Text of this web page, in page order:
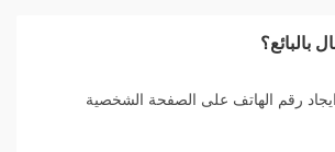
بالبائع؟
ايجاد رقم الهاتف على الصفحة الشخصية